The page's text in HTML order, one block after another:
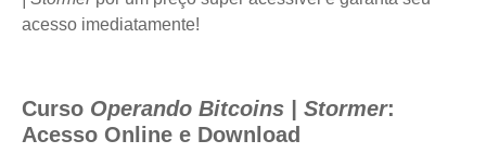
acesso imediatamente!
Curso Operando Bitcoins | Stormer:
Acesso Online e Download